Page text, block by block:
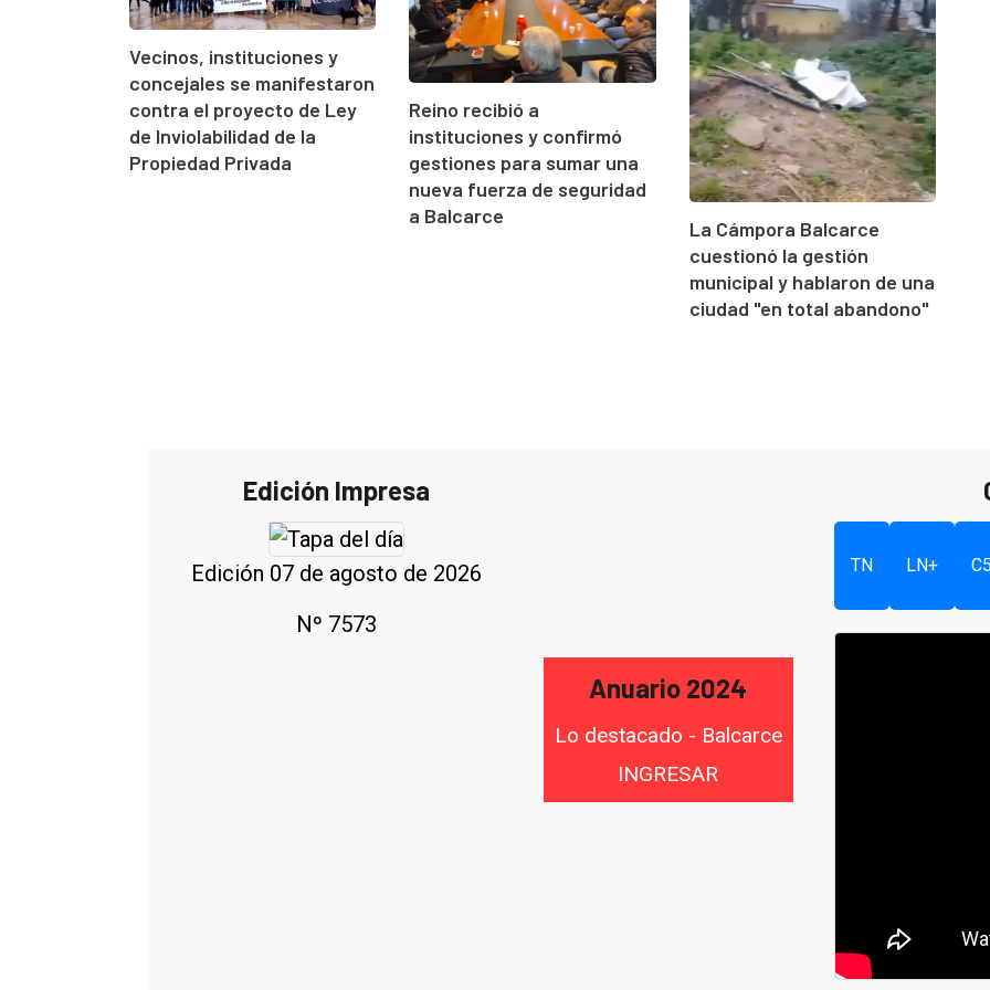
Vecinos, instituciones y
concejales se manifestaron
contra el proyecto de Ley
de Inviolabilidad de la
Propiedad Privada
Reino recibió a
instituciones y confirmó
gestiones para sumar una
nueva fuerza de seguridad
a Balcarce
La Cámpora Balcarce
cuestionó la gestión
municipal y hablaron de una
ciudad "en total abandono"
Edición Impresa
Edición 07 de agosto de 2026
Nº 7573
Anuario 2024
Lo destacado - Balcarce
INGRESAR
TN LN+